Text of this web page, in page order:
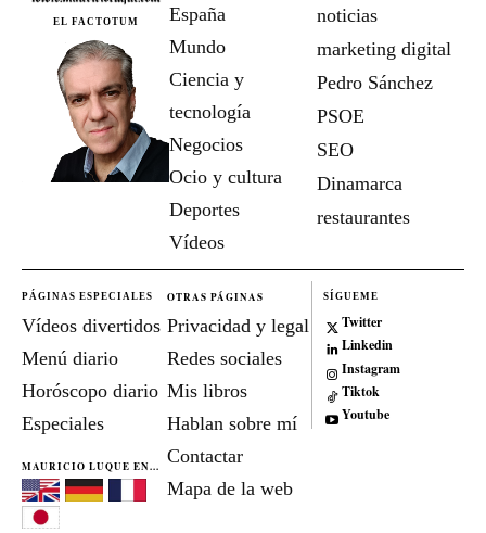
EL FACTOTUM
España
Mundo
Ciencia y
tecnología
Negocios
Ocio y cultura
Deportes
Vídeos
noticias
marketing digital
Pedro Sánchez
PSOE
SEO
Dinamarca
restaurantes
PÁGINAS ESPECIALES
Vídeos divertidos
Menú diario
Horóscopo diario
Especiales
MAURICIO LUQUE EN...
OTRAS PÁGINAS
Privacidad y legal
Redes sociales
Mis libros
Hablan sobre mí
Contactar
Mapa de la web
SÍGUEME
Twitter
Linkedin
Instagram
Tiktok
Youtube